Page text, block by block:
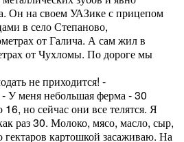
Он на своем УАЗике с прицепом
в село Степаново,
от Галича. А сам жил в
от Чухломы. По дороге мы
не приходится! -
- У меня небольшая ферма - 30
но сейчас они все телятся. Я
раз 30. Молоко, мясо, масло, сыр,
гектаров картошкой засаживаю. На